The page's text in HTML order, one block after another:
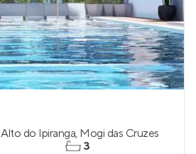
Alto do Ipiranga, Mogi das Cruzes
3